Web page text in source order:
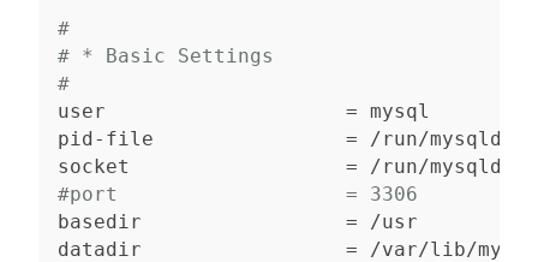
#
# * Basic Settings
#
user
pid-file
socket
#port                   = 3306
basedir
datadir